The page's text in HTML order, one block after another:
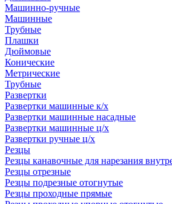
Машинно-ручные
Машинные
Трубные
Плашки
Дюймовые
Конические
Метрические
Трубные
Развертки
Развертки машинные к/х
Развертки машинные насадные
Развертки машинные ц/х
Развертки ручные ц/х
Резцы
Резцы канавочные для нарезания
Резцы отрезные
Резцы подрезные отогнутые
Резцы проходные прямые